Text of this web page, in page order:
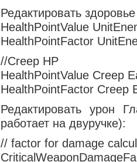
Редактировать
HealthPointValue
HealthPointFactor
//Creep HP
HealthPointValue Creep
HealthPointFactor Creep
Редактировать урон
работает на двуручке):
// factor for damage